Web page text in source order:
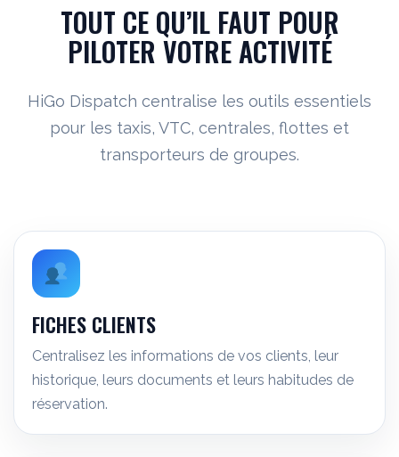
TOUT CE QU’IL FAUT POUR
PILOTER VOTRE ACTIVITÉ
HiGo Dispatch centralise les outils essentiels
pour les taxis, VTC, centrales, flottes et
transporteurs de groupes.
FICHES CLIENTS
Centralisez les informations de vos clients, leur
historique, leurs documents et leurs habitudes de
réservation.